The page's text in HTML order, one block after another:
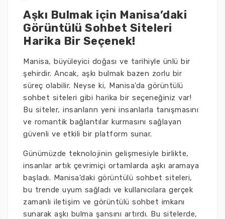
Aşkı Bulmak için Manisa’daki
Görüntülü Sohbet Siteleri
Harika Bir Seçenek!
Manisa, büyüleyici doğası ve tarihiyle ünlü bir
şehirdir. Ancak, aşkı bulmak bazen zorlu bir
süreç olabilir. Neyse ki, Manisa'da görüntülü
sohbet siteleri gibi harika bir seçeneğiniz var!
Bu siteler, insanların yeni insanlarla tanışmasını
ve romantik bağlantılar kurmasını sağlayan
güvenli ve etkili bir platform sunar.
Günümüzde teknolojinin gelişmesiyle birlikte,
insanlar artık çevrimiçi ortamlarda aşkı aramaya
başladı. Manisa'daki görüntülü sohbet siteleri,
bu trende uyum sağladı ve kullanıcılara gerçek
zamanlı iletişim ve görüntülü sohbet imkanı
sunarak aşkı bulma şansını artırdı. Bu sitelerde,